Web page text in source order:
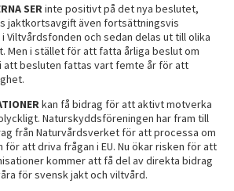
SERinte positivt på det nya beslutet,
jaktkortsavgift även fortsättningsvis
Viltvårdsfonden och sedan delas ut till olika
Men i stället för att fatta årliga beslut om
att besluten fattas vart femte år för att
kan få bidrag för att aktivt motverka
Naturskyddsföreningen har fram till
från Naturvårdsverket för att processa om
att driva frågan i EU. Nu ökar risken för att
kommer att få del av direkta bidrag
för svensk jakt och viltvård.